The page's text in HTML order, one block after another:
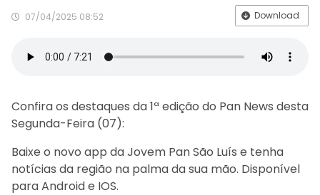
07/04/2025 08:52 Download
Confira os destaques da 1ª edição do Pan News desta
Segunda-Feira (07):
Baixe o novo app da Jovem Pan São Luís e tenha
notícias da região na palma da sua mão. Disponível
para Android e IOS.